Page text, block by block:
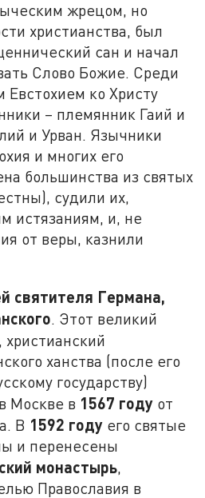
жрецом, но
христианства, был
сан и начал
Слово Божие. Среди
ко Христу
– племянник Гаий и
и Урван. Язычники
и многих его
большинства из святых
судили их,
истязаниям, и, не
от веры, казнили
святителя Германа,
. Этот великий
, христианский
ханства (после его
государству)
Москве в 1567 году от
В 1592 году его святые
и перенесены
монастырь,
Православия в